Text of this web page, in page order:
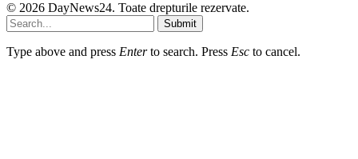
© 2026 DayNews24. Toate drepturile rezervate.
Submit
Type above and press Enterto search. Press Esc to cancel.